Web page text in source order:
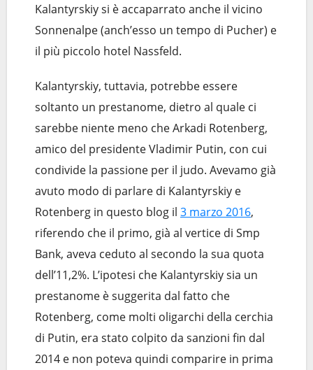
Kalantyrskiy si è accaparrato anche il vicino
Sonnenalpe (anch’esso un tempo di Pucher) e
il più piccolo hotel Nassfeld.
Kalantyrskiy, tuttavia, potrebbe essere
soltanto un prestanome, dietro al quale ci
sarebbe niente meno che Arkadi Rotenberg,
amico del presidente Vladimir Putin, con cui
condivide la passione per il judo. Avevamo già
avuto modo di parlare di Kalantyrskiy e
Rotenberg in questo blog il 3 marzo 2016,
riferendo che il primo, già al vertice di Smp
Bank, aveva ceduto al secondo la sua quota
dell’11,2%. L’ipotesi che Kalantyrskiy sia un
prestanome è suggerita dal fatto che
Rotenberg, come molti oligarchi della cerchia
di Putin, era stato colpito da sanzioni fin dal
2014 e non poteva quindi comparire in prima